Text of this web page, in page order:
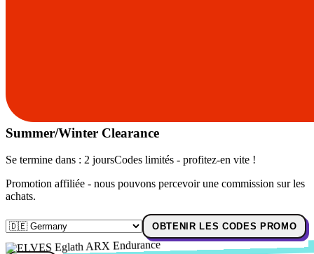
Summer/Winter Clearance
Se termine dans : 2 joursCodes limités - profitez-en vite !
Promotion affiliée - nous pouvons percevoir une commission sur les
achats.
OBTENIR LES CODES PROMO